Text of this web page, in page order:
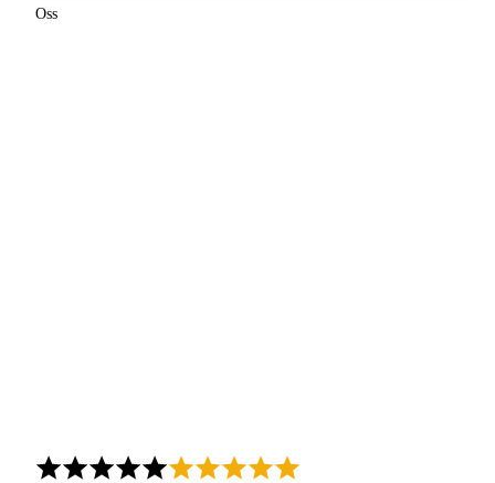
Oss